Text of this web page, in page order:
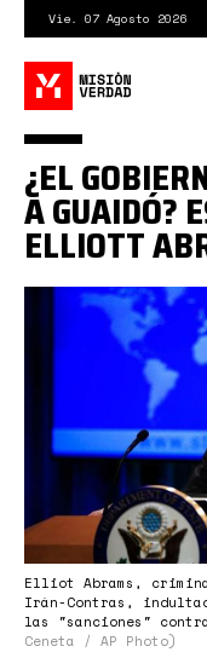
contenido
principal
Vie. 07 Agosto 2026
abrams.jpg
Elliot Abrams,
Irán-Contras,
las "sanciones"
Ceneta / AP Photo)
¿EL
A GUAIDÓ?
ELLIOTT